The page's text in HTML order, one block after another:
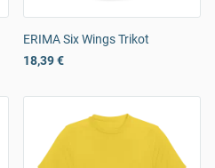
ERIMA Six Wings Trikot
18,39 €